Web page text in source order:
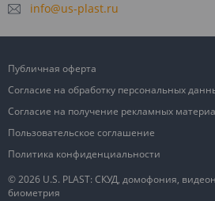
info@us-plast.ru
© 2026 U.S. PLAST: СКУД, домофония,
биометрия
Публичная оферта
Согласие на обработку персональных
Согласие на получение рекламных
Пользовательское соглашение
Политика конфиденциальности